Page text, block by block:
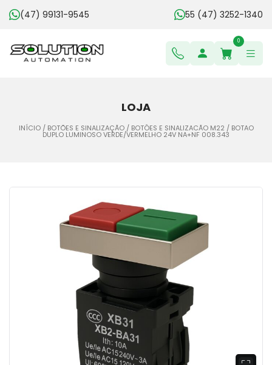
(47) 99131-9545 55 (47) 3252-1340
0
LOJA
INÍCIO/ BOTÕES E SINALIZAÇÃO/ BOTÔES E SINALIZACÃO M22 / BOTAO
DUPLO LUMINOSO VERDE/VERMELHO 24V NA+NF 008.343